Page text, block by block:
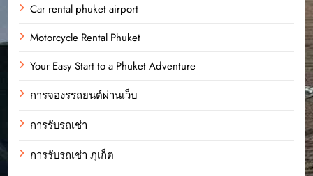
Car rental phuket airport
Motorcycle Rental Phuket
Your Easy Start to a Phuket Adventure
การจองรรถยนต์ผ่านเว็บ
การรับรถเช่า
การรับรถเช่า ภุเก็ต